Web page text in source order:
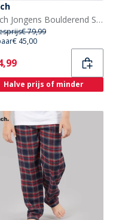
Bench Jongens Boulderend Shacket T-shirt en Jeans Set Navy
€ 79,99
€ 45,00
Halve prijs of minder